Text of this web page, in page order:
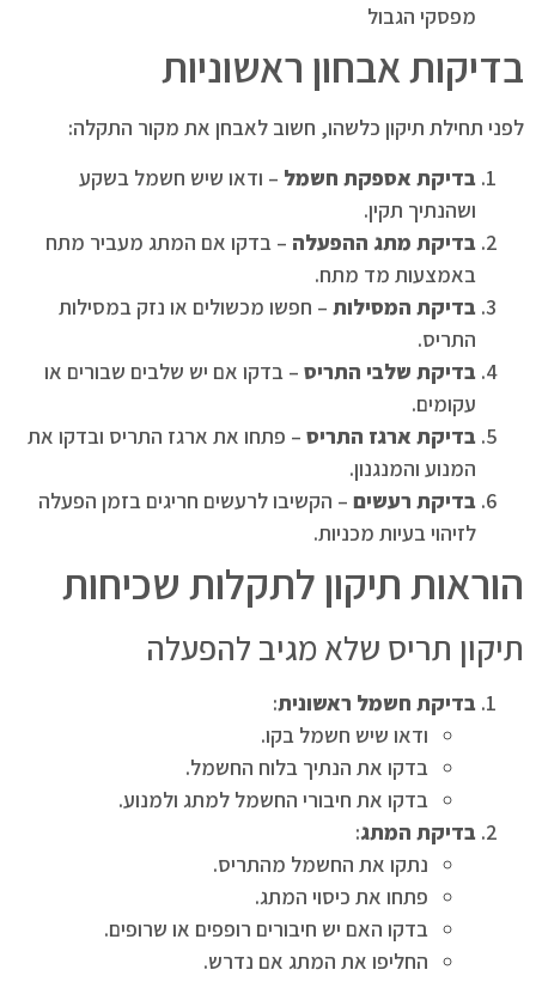
מפסקי הגבול
בדיקות אבחון ראשוניות
לפני תחילת תיקון כלשהו, חשוב לאבחן את מקור התקלה:
בדיקת אספקת חשמל – ודאו שיש חשמל בשקע
ושהנתיך תקין.
בדיקת מתג ההפעלה – בדקו אם המתג מעביר מתח
באמצעות מד מתח.
בדיקת המסילות – חפשו מכשולים או נזק במסילות
התריס.
בדיקת שלבי התריס – בדקו אם יש שלבים שבורים או
עקומים.
בדיקת ארגז התריס – פתחו את ארגז התריס ובדקו את
המנוע והמנגנון.
בדיקת רעשים – הקשיבו לרעשים חריגים בזמן הפעלה
לזיהוי בעיות מכניות.
הוראות תיקון לתקלות שכיחות
תיקון תריס שלא מגיב להפעלה
בדיקת חשמל ראשונית:
ודאו שיש חשמל בקו.
בדקו את הנתיך בלוח החשמל.
בדקו את חיבורי החשמל למתג ולמנוע.
בדיקת המתג:
נתקו את החשמל מהתריס.
פתחו את כיסוי המתג.
בדקו האם יש חיבורים רופפים או שרופים.
החליפו את המתג אם נדרש.